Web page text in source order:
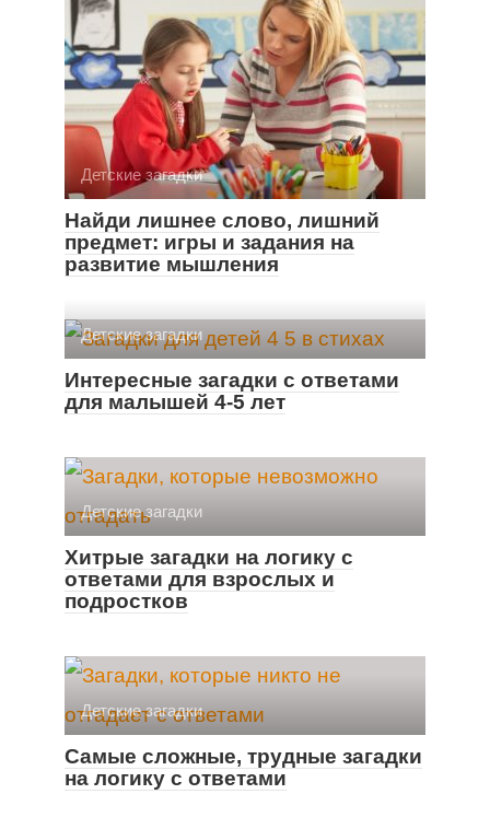
Детские загадки
Найди лишнее слово, лишний
предмет: игры и задания на
развитие мышления
Детские загадки
Интересные загадки с ответами
для малышей 4-5 лет
Детские загадки
Хитрые загадки на логику с
ответами для взрослых и
подростков
Детские загадки
Самые сложные, трудные загадки
на логику с ответами